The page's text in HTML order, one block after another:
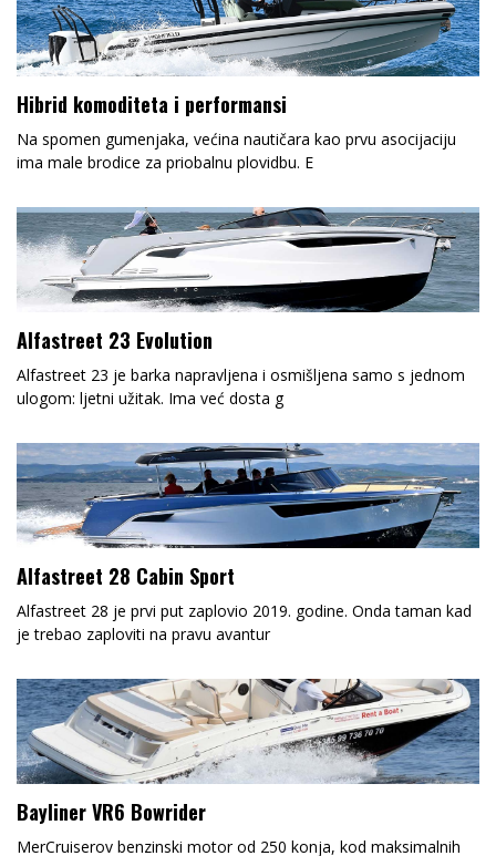
Hibrid komoditeta i performansi
Na spomen gumenjaka, većina nautičara kao prvu asocijaciju
ima male brodice za priobalnu plovidbu. E
Alfastreet 23 Evolution
Alfastreet 23 je barka napravljena i osmišljena samo s jednom
ulogom: ljetni užitak. Ima već dosta g
Alfastreet 28 Cabin Sport
Alfastreet 28 je prvi put zaplovio 2019. godine. Onda taman kad
je trebao zaploviti na pravu avantur
Bayliner VR6 Bowrider
MerCruiserov benzinski motor od 250 konja, kod maksimalnih